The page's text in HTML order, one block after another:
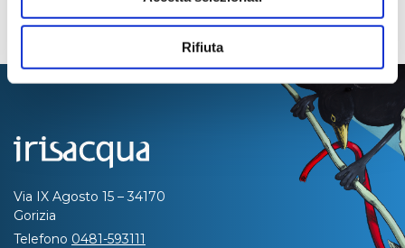
Rifiuta
Via IX Agosto 15 – 34170
Gorizia
Telefono 0481-593111